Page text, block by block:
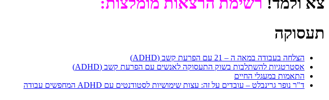
תעסוקה
הצלחה בעבודה במאה ה – 21 עם הפרעת קשב (ADHD)
אסטרטגיות להשתלבות בשוק התעסוקה לאנשים עם הפרעת קשב (ADHD)
התאמות במעגלי החיים
ד"ר נופר גרינבלט – עובדים על זה: עצות שימושיות לסטודנטים עם ADHD המחפשים עבודה